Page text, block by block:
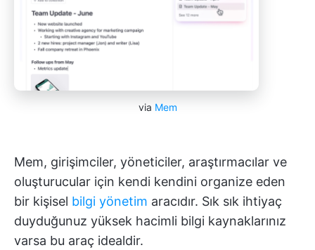
via Mem
Mem, girişimciler, yöneticiler, araştırmacılar ve
oluşturucular için kendi kendini organize eden
bir kişisel bilgi yönetim aracıdır. Sık sık ihtiyaç
duyduğunuz yüksek hacimli bilgi kaynaklarınız
varsa bu araç idealdir.